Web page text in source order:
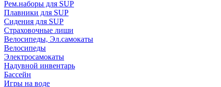
Рем.наборы для SUP
Плавники для SUP
Сидения для SUP
Страховочные лиши
Велосипеды, Эл.самокаты
Велосипеды
Электросамокаты
Надувной инвентарь
Бассейн
Игры на воде